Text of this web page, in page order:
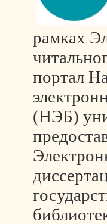
рамках
портал
(НЭБ)